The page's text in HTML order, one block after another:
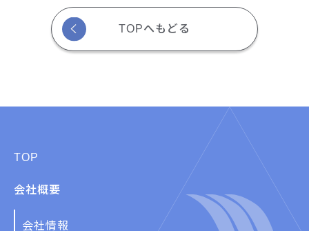
TOPへもどる
TOP
会社概要
会社情報